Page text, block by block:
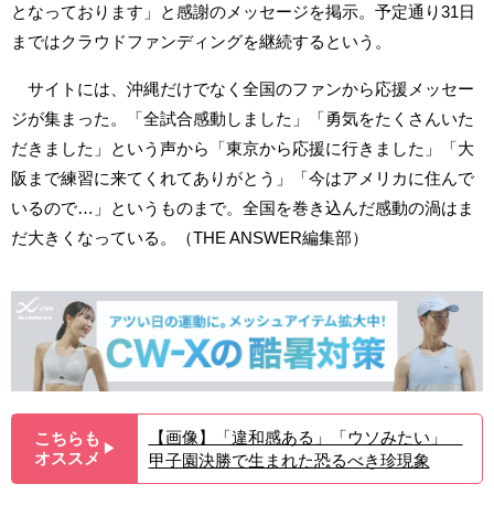
となっております」と感謝のメッセージを掲示。予定通り31日
まではクラウドファンディングを継続するという。
サイトには、沖縄だけでなく全国のファンから応援メッセー
ジが集まった。「全試合感動しました」「勇気をたくさんいた
だきました」という声から「東京から応援に行きました」「大
阪まで練習に来てくれてありがとう」「今はアメリカに住んで
いるので…」というものまで。全国を巻き込んだ感動の渦はま
だ大きくなっている。（THE ANSWER編集部）
こちらも
オススメ ▶︎
【画像】「違和感ある」「ウソみたい」
甲子園決勝で生まれた恐るべき珍現象